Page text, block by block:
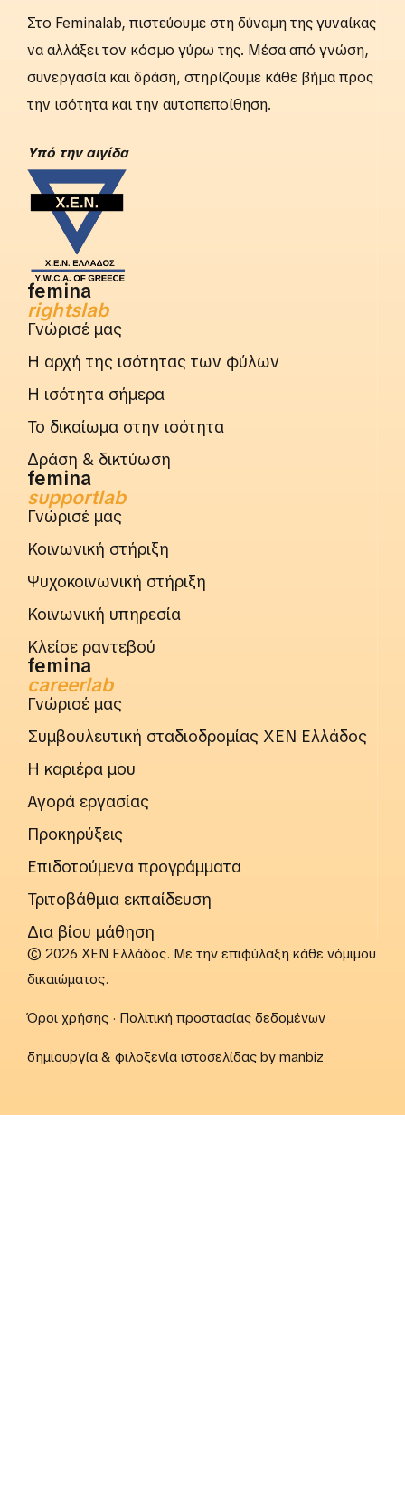
Στο Feminalab, πιστεύουμε στη δύναμη της γυναίκας
να αλλάξει τον κόσμο γύρω της. Μέσα από γνώση,
συνεργασία και δράση, στηρίζουμε κάθε βήμα προς
την ισότητα και την αυτοπεποίθηση.
Yπό την αιγίδα
femina
rightslab
Γνώρισέ μας
Η αρχή της ισότητας των φύλων
Η ισότητα σήμερα
Το δικαίωμα στην ισότητα
Δράση & δικτύωση
femina
supportlab
Γνώρισέ μας
Κοινωνική στήριξη
Ψυχοκοινωνική στήριξη
Κοινωνική υπηρεσία
Κλείσε ραντεβού
femina
careerlab
Γνώρισέ μας
Συμβουλευτική σταδιοδρομίας ΧΕΝ Ελλάδος
Η καριέρα μου
Αγορά εργασίας
Προκηρύξεις
Επιδοτούμενα προγράμματα
Τριτοβάθμια εκπαίδευση
Δια βίου μάθηση
© 2026 ΧΕΝ Ελλάδος. Με την επιφύλαξη κάθε νόμιμου
δικαιώματος.
Όροι χρήσης · Πολιτική προστασίας δεδομένων
δημιουργία & φιλοξενία ιστοσελίδας by manbiz